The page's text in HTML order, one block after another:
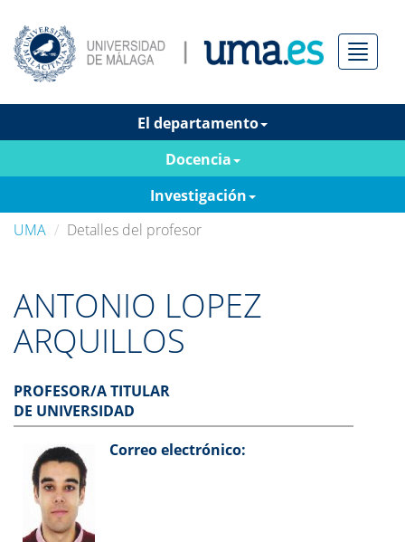
Menú
El departamento
Docencia
Investigación
UMA
Detalles del profesor
ANTONIO LOPEZ
ARQUILLOS
PROFESOR/A TITULAR
DE UNIVERSIDAD
Correo electrónico: